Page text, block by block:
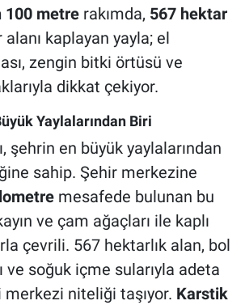
100 metrerakımda, 567 hektar
kaplayan yayla; el
zengin bitki örtüsü ve
dikkat çekiyor.
Yaylalarından Biri
şehrin en büyük yaylalarından
sahip. Şehir merkezine
mesafede bulunan bu
ve çam ağaçları ile kaplı
çevrili. 567 hektarlık alan, bol
ve soğuk içme sularıyla adeta
niteliği taşıyor. Karstik